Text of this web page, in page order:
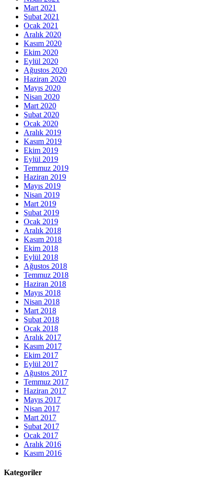
Mart 2021
Şubat 2021
Ocak 2021
Aralık 2020
Kasım 2020
Ekim 2020
Eylül 2020
Ağustos 2020
Haziran 2020
Mayıs 2020
Nisan 2020
Mart 2020
Şubat 2020
Ocak 2020
Aralık 2019
Kasım 2019
Ekim 2019
Eylül 2019
Temmuz 2019
Haziran 2019
Mayıs 2019
Nisan 2019
Mart 2019
Şubat 2019
Ocak 2019
Aralık 2018
Kasım 2018
Ekim 2018
Eylül 2018
Ağustos 2018
Temmuz 2018
Haziran 2018
Mayıs 2018
Nisan 2018
Mart 2018
Şubat 2018
Ocak 2018
Aralık 2017
Kasım 2017
Ekim 2017
Eylül 2017
Ağustos 2017
Temmuz 2017
Haziran 2017
Mayıs 2017
Nisan 2017
Mart 2017
Şubat 2017
Ocak 2017
Aralık 2016
Kasım 2016
Kategoriler